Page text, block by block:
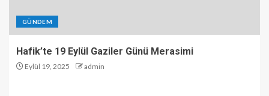
GÜNDEM
Hafik’te 19 Eylül Gaziler Günü Merasimi
Eylül 19, 2025 admin